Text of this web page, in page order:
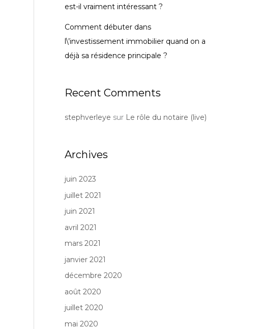
est-il vraiment intéressant ?
Comment débuter dans
l\’investissement immobilier quand on a
déjà sa résidence principale ?
Recent Comments
stephverleye sur Le rôle du notaire (live)
Archives
juin 2023
juillet 2021
juin 2021
avril 2021
mars 2021
janvier 2021
décembre 2020
août 2020
juillet 2020
mai 2020